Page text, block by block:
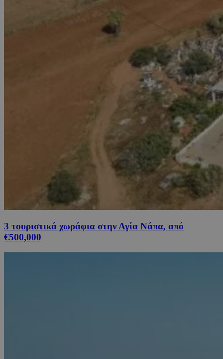
3 τουριστικά χωράφια στην Αγία Νάπα, από
€500,000